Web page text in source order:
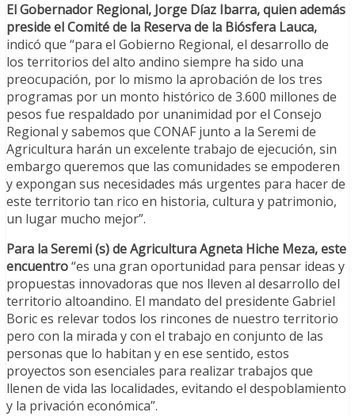
El Gobernador Regional, Jorge Díaz Ibarra, quien además
preside el Comité de la Reserva de la Biósfera Lauca,
indicó que “para el Gobierno Regional, el desarrollo de
los territorios del alto andino siempre ha sido una
preocupación, por lo mismo la aprobación de los tres
programas por un monto histórico de 3.600 millones de
pesos fue respaldado por unanimidad por el Consejo
Regional y sabemos que CONAF junto a la Seremi de
Agricultura harán un excelente trabajo de ejecución, sin
embargo queremos que las comunidades se empoderen
y expongan sus necesidades más urgentes para hacer de
este territorio tan rico en historia, cultura y patrimonio,
un lugar mucho mejor”.
Para la Seremi (s) de Agricultura Agneta Hiche Meza, este
encuentro“es una gran oportunidad para pensar ideas y
propuestas innovadoras que nos lleven al desarrollo del
territorio altoandino. El mandato del presidente Gabriel
Boric es relevar todos los rincones de nuestro territorio
pero con la mirada y con el trabajo en conjunto de las
personas que lo habitan y en ese sentido, estos
proyectos son esenciales para realizar trabajos que
llenen de vida las localidades, evitando el despoblamiento
y la privación económica”.